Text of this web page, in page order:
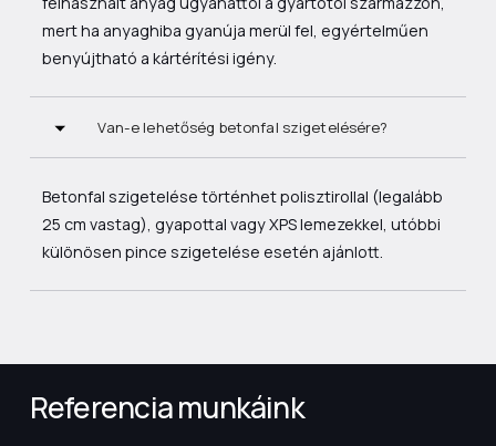
mert ha anyaghiba gyanúja merül fel, egyértelműen
benyújtható a kártérítési igény.
Van-e lehetőség betonfal szigetelésére?
Betonfal szigetelése történhet polisztirollal (legalább
25 cm vastag), gyapottal vagy XPS lemezekkel, utóbbi
különösen pince szigetelése esetén ajánlott.
Referencia munkáink